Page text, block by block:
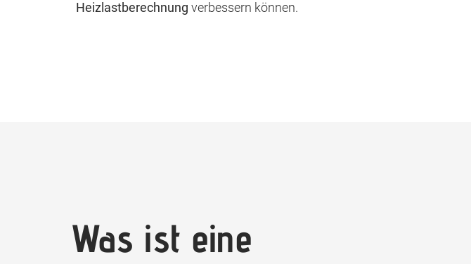
Heizlastberechnung verbessern können.
Was ist eine